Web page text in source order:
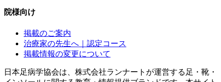
院様向け
掲載のご案内
治療家の先生へ｜認定コース
掲載情報の変更について
日本足病学協会は、株式会社ランナートが運営する足・靴・